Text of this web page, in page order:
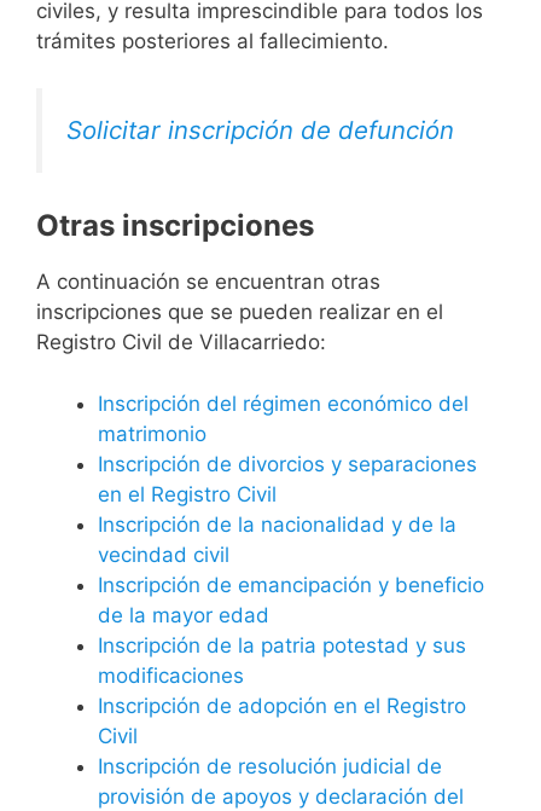
civiles, y resulta imprescindible para todos los
trámites posteriores al fallecimiento.
Solicitar inscripción de defunción
Otras inscripciones
A continuación se encuentran otras
inscripciones que se pueden realizar en el
Registro Civil de Villacarriedo:
Inscripción del régimen económico del
matrimonio
Inscripción de divorcios y separaciones
en el Registro Civil
Inscripción de la nacionalidad y de la
vecindad civil
Inscripción de emancipación y beneficio
de la mayor edad
Inscripción de la patria potestad y sus
modificaciones
Inscripción de adopción en el Registro
Civil
Inscripción de resolución judicial de
provisión de apoyos y declaración del